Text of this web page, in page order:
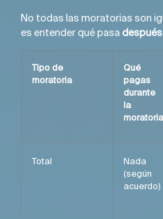
No todas las moratorias son
es entender qué pasa después
Tipo de
moratoria
Qué
pagas
durante
la
moratoria
Total
Nada
(según
acuerdo)